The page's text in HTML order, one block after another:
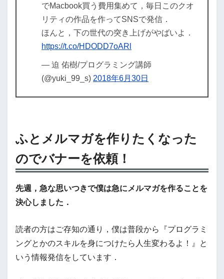
でMacbook買う費用集めて，毎日このクオ
リティの作品を作ってSNSで発信．
ほんと，下の世代の突き上げがやばいよ．
https://t.co/HDODD7oARl
— 迫 佑樹/プログラミング講師
(@yuki_99_s) 2018年6月30日
ふとメルマガを作りたくなった
のでバナーを依頼！
先週，急な思いつきで僕は急にメルマガを作ることを
決心しました．
読者の方はご存知の通り，僕は普段から『プログラミ
ングとかのスキルを身につけたら人生変わるよ！』と
いう情報発信をしています．